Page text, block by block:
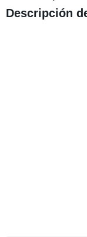
Descripción